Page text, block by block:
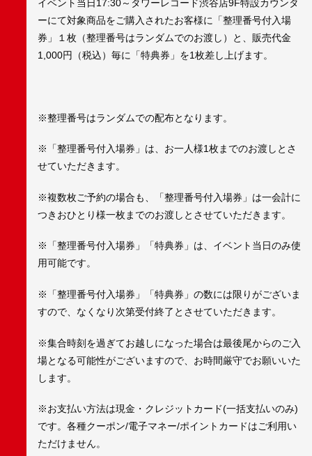
イベント当日17:30～タワーレコード渋谷店9F特設カウンタ
ーにて対象商品をご購入されたお客様に「整理番号付入場
券」１枚（整理番号はランダムでのお渡し）と、販売代金
1,000円（税込）毎に「特典券」を1枚差し上げます。
※整理番号はランダムでの配布となります。
※「整理番号付入場券」は、お一人様1枚までのお渡しとさ
せていただきます。
※複数枚ご予約の場合も、「整理番号付入場券」は一会計に
つきおひとり様一枚までのお渡しとさせていただきます。
※「整理番号付入場券」「特典券」は、イベント当日のみ使
用可能です。
※「整理番号付入場券」「特典券」の数には限りがございま
すので、なくなり次第受付終了とさせていただきます。
※集合時刻を過ぎてお越しになった場合は最後尾からのご入
場となる可能性がございますので、お時間厳守でお願いいた
します。
※お支払い方法は現金・クレジットカード(一括支払いのみ)
です。各種クーポン/電子マネー/ポイントカードはご利用い
ただけません。